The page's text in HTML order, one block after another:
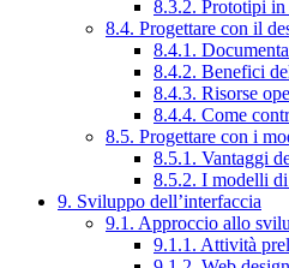
8.3.2. Prototipi in
8.4. Progettare con il
8.4.1.
8.4.2. Benefici
8.4.3. Risorse
8.4.4. Come
8.5. Progettare con i
8.5.1. Vantaggi
8.5.2. I modelli
9. Sviluppo dell’interfaccia
9.1. Approccio allo
9.1.1. Attività